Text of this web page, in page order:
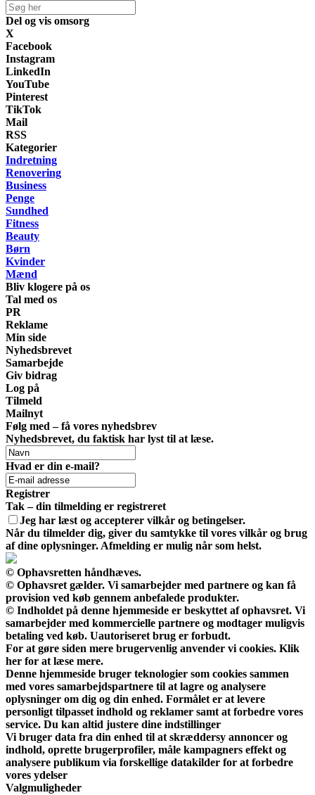
Del og vis omsorg
X
Facebook
Instagram
LinkedIn
YouTube
Pinterest
TikTok
Mail
RSS
Kategorier
Indretning
Renovering
Business
Penge
Sundhed
Fitness
Beauty
Børn
Kvinder
Mænd
Bliv klogere på os
Tal med os
PR
Reklame
Min side
Nyhedsbrevet
Samarbejde
Giv bidrag
Log på
Tilmeld
Mailnyt
Følg med – få vores nyhedsbrev
Nyhedsbrevet, du faktisk har lyst til at læse.
Hvad er din e-mail?
Registrer
Tak – din tilmelding er registreret
Jeg har læst og accepterer vilkår og betingelser.
Når du tilmelder dig, giver du samtykke til vores vilkår og brug
af dine oplysninger. Afmelding er mulig når som helst.
© Ophavsretten håndhæves.
© Ophavsret gælder. Vi samarbejder med partnere og kan få
provision ved køb gennem anbefalede produkter.
© Indholdet på denne hjemmeside er beskyttet af ophavsret. Vi
samarbejder med kommercielle partnere og modtager muligvis
betaling ved køb. Uautoriseret brug er forbudt.
For at gøre siden mere brugervenlig anvender vi cookies. Klik
her for at læse mere.
Denne hjemmeside bruger teknologier som cookies sammen
med vores samarbejdspartnere til at lagre og analysere
oplysninger om dig og din enhed. Formålet er at levere
personligt tilpasset indhold og reklamer samt at forbedre vores
service. Du kan altid justere dine indstillinger
Vi bruger data fra din enhed til at skræddersy annoncer og
indhold, oprette brugerprofiler, måle kampagners effekt og
analysere publikum via forskellige datakilder for at forbedre
vores ydelser
Valgmuligheder